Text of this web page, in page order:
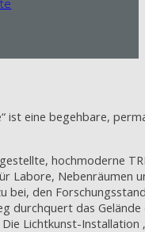
ist eine begehbare,
hochmoderne
Labore, Nebenräumen
bei, den
durchquert das
Die Lichtkunst-